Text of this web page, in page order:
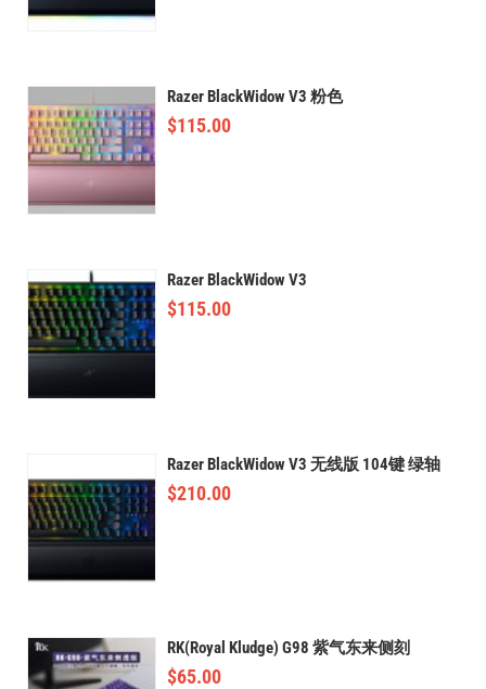
Razer BlackWidow V3 粉色
$115.00
Razer BlackWidow V3
$115.00
Razer BlackWidow V3 无线版 104键 绿轴
$210.00
RK(Royal Kludge) G98 紫气东来侧刻
$65.00